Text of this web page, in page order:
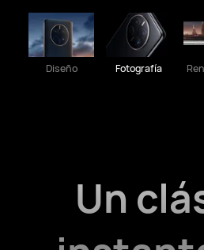
Diseño Fotografía
Un